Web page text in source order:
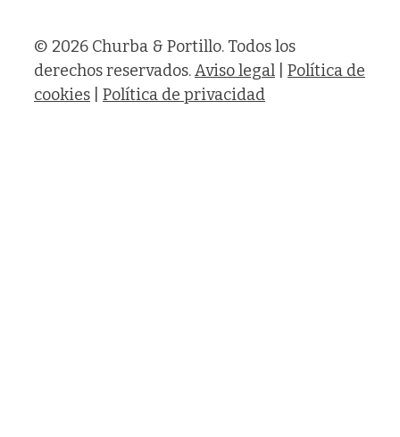
© 2026 Churba & Portillo. Todos los
derechos reservados.Aviso legal
Política de
cookies
Política de privacidad